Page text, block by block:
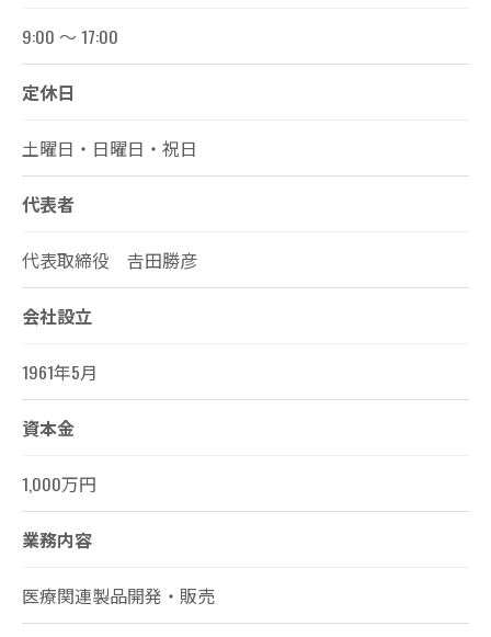
9:00 〜 17:00
定休日
土曜日・日曜日・祝日
代表者
代表取締役 𠮷田勝彦
会社設立
1961年5月
資本金
1,000万円
業務内容
医療関連製品開発・販売